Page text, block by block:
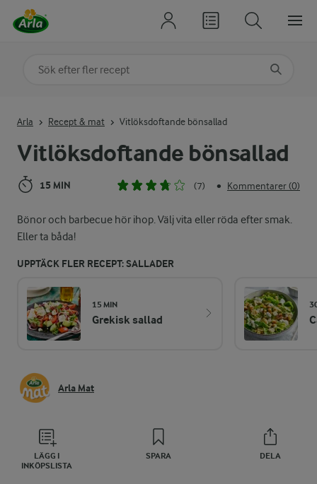
Vitlöksdoftande bönsallad
15 MIN (7) • Kommentarer (0)
Bönor och barbecue hör ihop. Välj vita eller röda efter smak.
Eller ta båda!
UPPTÄCK FLER RECEPT: SALLADER
15 MIN
Grekisk sallad
Arla Mat
LÄGG I
INKÖPSLISTA
SPARA DELA
Arla Recept & mat Vitlöksdoftande bönsallad
Sök på kategori eller ingrediens